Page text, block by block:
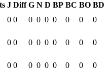
J Diff G N D BP BC BO BD
0 0 0 0 0 0 0 0 0
0 0 0 0 0 0 0 0 0
0 0 0 0 0 0 0 0 0